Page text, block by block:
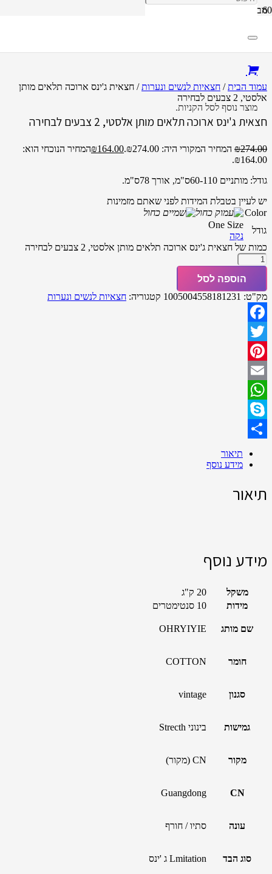
מוצר נוסף לסל הקניות.
מבצע!
עמוד הבית/ חצאיות לנשים ונערות/ חצאית ג'ינס ארוכה תלאים מותן
אלסטי, 2 צבעים לבחירה
חצאית ג'ינס ארוכה תלאים מותן אלסטי, 2 צבעים לבחירה
₪274.00 המחיר המקורי היה: ₪274.00. ₪164.00
המחיר הנוכחי הוא:
₪164.00.
גודל: מותניים 60-110ס"מ, אורך 78ס"מ.
יש לעיין בטבלת המידות לפני שאתם מזמינות
Color
גודל
One Size
נקה
כמות של חצאית ג'ינס ארוכה תלאים מותן אלסטי, 2 צבעים לבחירה
הוספה לסל
מק"ט: 1005004558181231 קטגוריה: חצאיות לנשים ונערות
Facebook
Twitter
Pinterest
Email
WhatsApp
Skype
תיאור
מידע נוסף
תיאור
מידע נוסף
משקל
20 ק"ג
מידות
10 סנטימטרים
שם מותג OHRYIYIE
חומר COTTON
סגנון vintage
גמישות בינוני Strecth
מקור CN (מקור)
CN
Guangdong
עונה סתיו / חורף
סוג הבד Lmitation ג 'ינס